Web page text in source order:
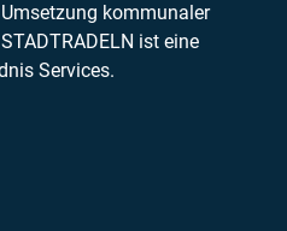
kommunaler
ist eine
Services.